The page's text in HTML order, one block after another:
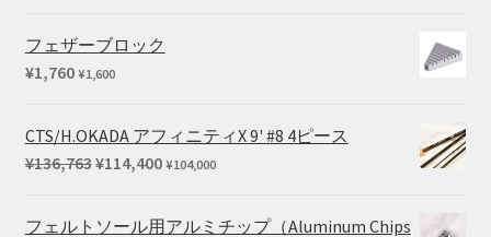
フェザーブロック
¥1,760 ¥1,600
CTS/H.OKADA アフィニティX 9' #8 4ピース
¥136,763元
価
¥114,400現
の
¥104,000
フェルトソール用アルミチップ（Aluminum Chips